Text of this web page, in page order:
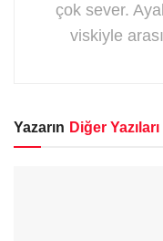
çok sever.
viskiyle
Yazarın Diğer Yazıları